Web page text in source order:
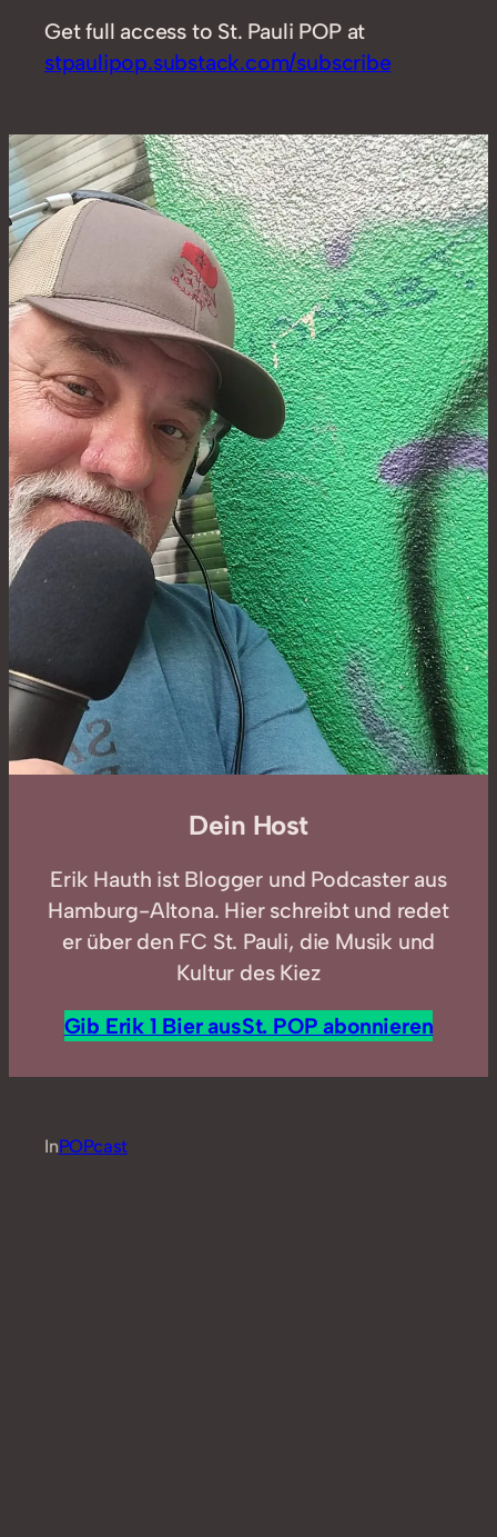
Get full access to St. Pauli POP at
stpaulipop.substack.com/subscribe
Dein Host
Erik Hauth ist Blogger und Podcaster aus
Hamburg-Altona. Hier schreibt und redet
er über den FC St. Pauli, die Musik und
Kultur des Kiez
Gib Erik 1 Bier ausSt. POP abonnieren
InPOPcast